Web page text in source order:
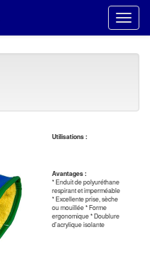
Utilisations :
Avantages :
* Enduit de polyuréthane
respirant et imperméable
* Excellente prise, sèche
ou mouillée * Forme
ergonomique * Doublure
d'acrylique isolante